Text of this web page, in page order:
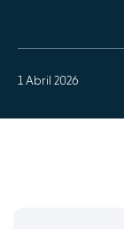
1 Abril 2026